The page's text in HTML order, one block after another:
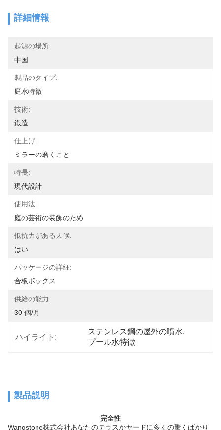
詳細情報
起源の場所:
中国
製品のタイプ:
庭水特徴
技術:
鍛造
仕上げ:
ミラーの磨くこと
特長:
現代設計
使用法:
庭の芸術の装飾のため
抵抗力がある天候:
はい
パッケージの詳細:
合板ボックス
供給の能力:
30 個/月
ハイライト:
ステンレス鋼の屋外の噴水,
プール水特徴
製品説明
完全性
Wangstone株式会社あなたのテラスかヤードに多くの驚くばかり